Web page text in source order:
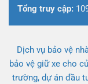
Tổng truy cập:
Dịch vụ bảo vệ
bảo vệ giữ xe cho
trường, dự án đầu